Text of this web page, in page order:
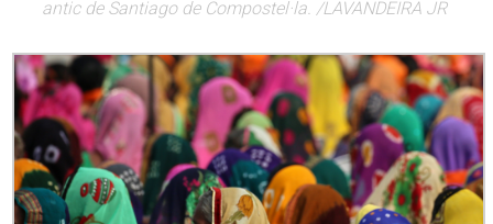
antic de Santiago de Compostel·la. /LAVANDEIRA JR